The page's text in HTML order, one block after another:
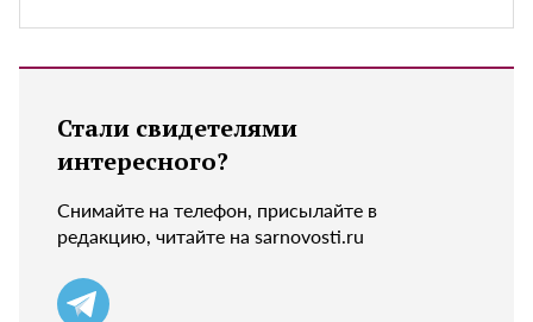
Стали свидетелями
интересного?
Снимайте на телефон, присылайте в
редакцию, читайте на sarnovosti.ru